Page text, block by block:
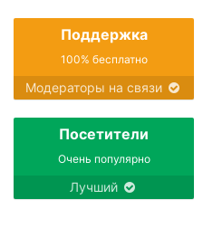
Поддержка
100% бесплатно
Модераторы на связи
Посетители
Очень популярно
Лучший